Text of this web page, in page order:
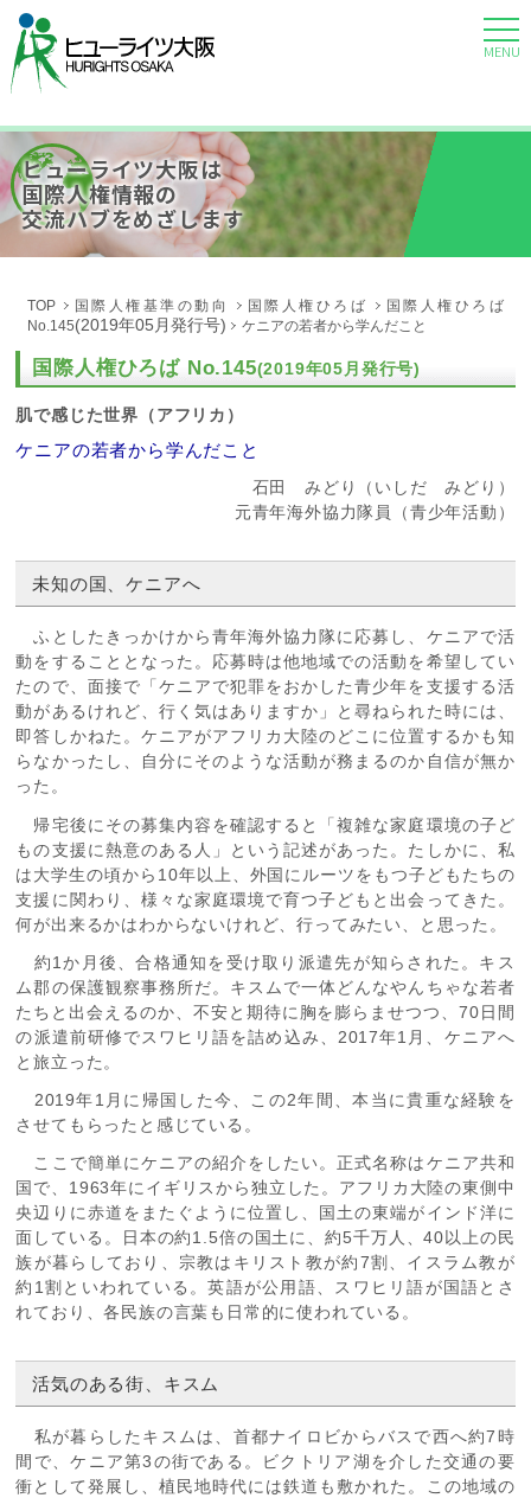
MENU
ヒューライツ大阪は
国際人権情報の
交流ハブをめざします
TOP 国際人権基準の動向 国際人権ひろば
国際人権ひろば
No.145(2019年05月発行号) ケニアの若者から学んだこと
国際人権ひろば No.145(2019年05月発行号)
肌で感じた世界（アフリカ）
ケニアの若者から学んだこと
石田 みどり（いしだ みどり）
元青年海外協力隊員（青少年活動）
未知の国、ケニアへ
ふとしたきっかけから青年海外協力隊に応募し、ケニアで活
動をすることとなった。応募時は他地域での活動を希望してい
たので、面接で「ケニアで犯罪をおかした青少年を支援する活
動があるけれど、行く気はありますか」と尋ねられた時には、
即答しかねた。ケニアがアフリカ大陸のどこに位置するかも知
らなかったし、自分にそのような活動が務まるのか自信が無か
った。
帰宅後にその募集内容を確認すると「複雑な家庭環境の子ど
もの支援に熱意のある人」という記述があった。たしかに、私
は大学生の頃から10年以上、外国にルーツをもつ子どもたちの
支援に関わり、様々な家庭環境で育つ子どもと出会ってきた。
何が出来るかはわからないけれど、行ってみたい、と思った。
約1か月後、合格通知を受け取り派遣先が知らされた。キス
ム郡の保護観察事務所だ。キスムで一体どんなやんちゃな若者
たちと出会えるのか、不安と期待に胸を膨らませつつ、70日間
の派遣前研修でスワヒリ語を詰め込み、2017年1月、ケニアへ
と旅立った。
2019年1月に帰国した今、この2年間、本当に貴重な経験を
させてもらったと感じている。
ここで簡単にケニアの紹介をしたい。正式名称はケニア共和
国で、1963年にイギリスから独立した。アフリカ大陸の東側中
央辺りに赤道をまたぐように位置し、国土の東端がインド洋に
面している。日本の約1.5倍の国土に、約5千万人、40以上の民
族が暮らしており、宗教はキリスト教が約7割、イスラム教が
約1割といわれている。英語が公用語、スワヒリ語が国語とさ
れており、各民族の言葉も日常的に使われている。
活気のある街、キスム
私が暮らしたキスムは、首都ナイロビからバスで西へ約7時
間で、ケニア第3の街である。ビクトリア湖を介した交通の要
衝として発展し、植民地時代には鉄道も敷かれた。この地域の